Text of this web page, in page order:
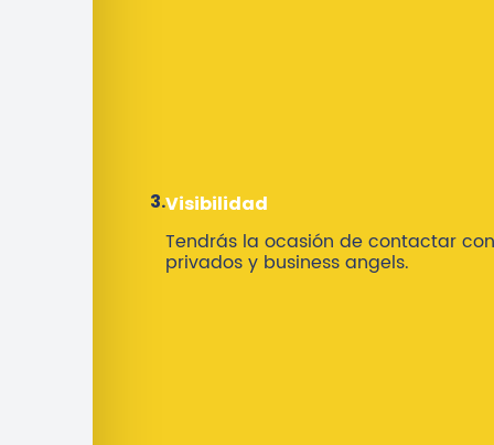
3.Visibilidad
Tendrás la ocasión de contactar
privados y business angels.